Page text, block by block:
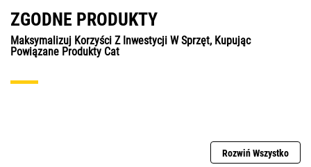
ZGODNE PRODUKTY
Maksymalizuj Korzyści Z Inwestycji W Sprzęt, Kupując
Powiązane Produkty Cat
Rozwiń Wszystko